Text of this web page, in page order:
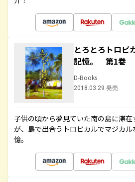
とろとろトロ
記憶。 第1巻
D-Books
2018.03.29 発売
子供の頃から夢見ていた南の島に滞
が、島で出合うトロピカルでマジカ
憶。